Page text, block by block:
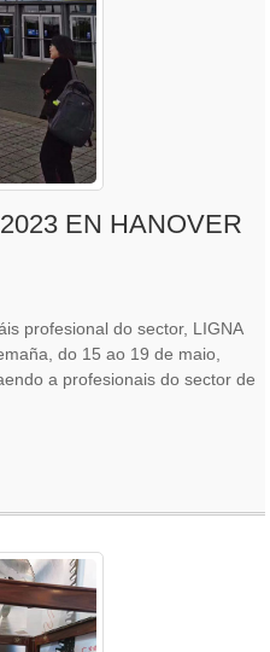
EN HANOVER
profesional do sector, LIGNA
do 15 ao 19 de maio,
a profesionais do sector de